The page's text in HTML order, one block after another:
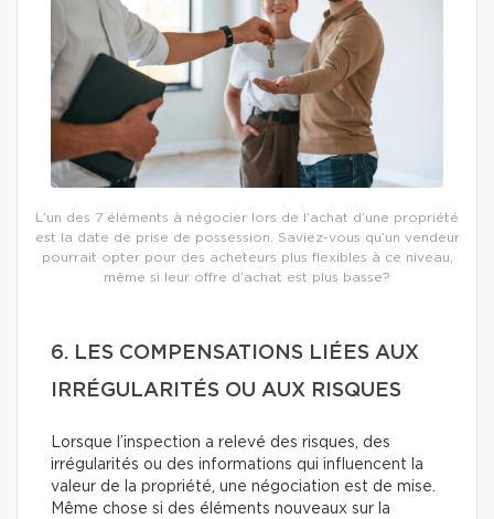
L’un des 7 éléments à négocier lors de l’achat d’une propriété
est la date de prise de possession. Saviez-vous qu’un vendeur
pourrait opter pour des acheteurs plus flexibles à ce niveau,
même si leur offre d’achat est plus basse?
6. LES COMPENSATIONS LIÉES AUX
IRRÉGULARITÉS OU AUX RISQUES
Lorsque l’inspection a relevé des risques, des
irrégularités ou des informations qui influencent la
valeur de la propriété, une négociation est de mise.
Même chose si des éléments nouveaux sur la